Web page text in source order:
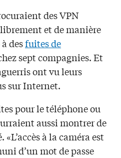
des VPN
et de manière
desfuites de
sept compagnies. Et
ont vu leurs
sur Internet.
pour le téléphone ou
aussi montrer de
à la caméra est
d’un mot de passe